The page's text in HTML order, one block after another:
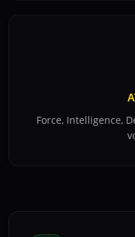
Force, Intelligence,